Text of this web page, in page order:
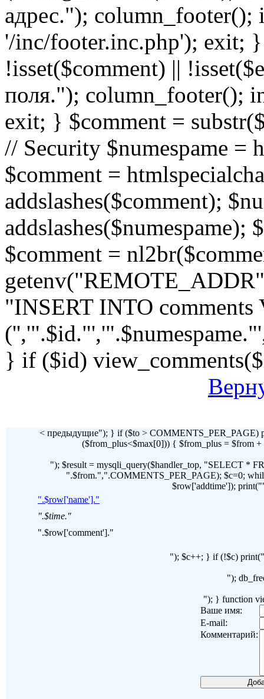
адрес."); column_footer();
'/inc/footer.inc.php'); exit;
!isset($comment) ||
поля."); column_footer();
exit; } $comment =
// Security $numespame =
$comment =
addslashes($comment);
addslashes($numespame);
$comment =
"INSERT INTO comments
} if ($id)
< предыдущие"); } if ($to > COMMENTS_PER_PAGE)
($from_plus<$max[0])) { $from_plus = $from
"); $result = mysqli_query($handler_top, "SELECT *
".$from.",".COMMENTS_PER_PAGE); $c=0;
$row['addtime']);
".$row['name']."
".$time."
".$row['comment']."
"); $c++; } if (!$c)
");
"); } function
Ваше имя:
E-mail:
Комментарий: